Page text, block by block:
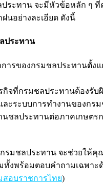
ระทาน จะมีหัวข้อหลัก ๆ
นอย่างละเอียด ดังนี้
ประทาน
ารของกรมชลประทานตั้ง
จที่กรมชลประทานต้องรับ
ละระบบการทำงานของกร
ชลประทานต่อภาคเกษตร
รมชลประทาน จะช่วยให้คุ
ทั้งพร้อมตอบคำถามเฉพาะ
สอบราชการไทย)